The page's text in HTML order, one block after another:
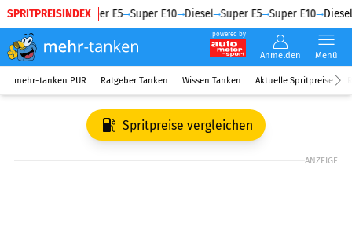
SPRITPREISINDEX
Diesel Super E5 Super E10 Diesel Super E5 Super E10 Diesel
powered by
Anmelden Menü
mehr-tanken PUR Ratgeber Tanken Wissen Tanken Aktuelle Spritpreise
Spritpreise vergleichen
ANZEIGE